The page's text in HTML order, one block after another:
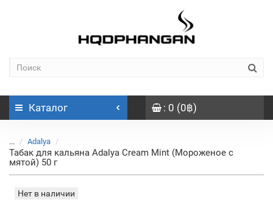
Каталог : 0 (0฿)
... Adalya
Табак для кальяна Adalya Cream Mint (Мороженое с
мятой) 50 г
Нет в наличии